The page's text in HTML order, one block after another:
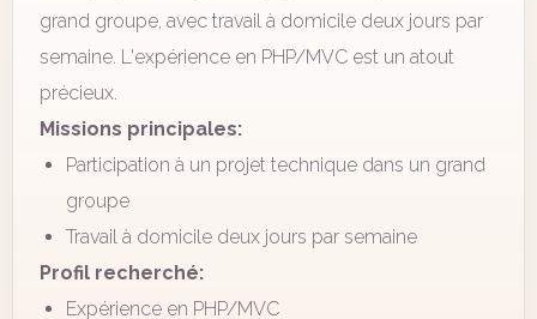
grand groupe, avec travail à domicile deux jours par
semaine. L'expérience en PHP/MVC est un atout
précieux.
Missions principales:
Participation à un projet technique dans un grand
groupe
Travail à domicile deux jours par semaine
Profil recherché:
Expérience en PHP/MVC